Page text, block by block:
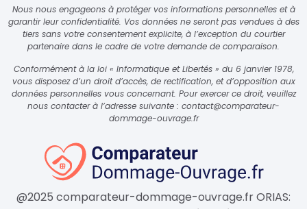
Nous nous engageons à protéger vos informations personnelles et à
garantir leur confidentialité. Vos données ne seront pas vendues à des
tiers sans votre consentement explicite, à l’exception du courtier
partenaire dans le cadre de votre demande de comparaison.
Conformément à la loi « Informatique et Libertés » du 6 janvier 1978,
vous disposez d’un droit d’accès, de rectification, et d’opposition aux
données personnelles vous concernant. Pour exercer ce droit, veuillez
nous contacter à l’adresse suivante : contact@comparateur-
dommage-ouvrage.fr
@2025 comparateur-dommage-ouvrage.fr ORIAS: